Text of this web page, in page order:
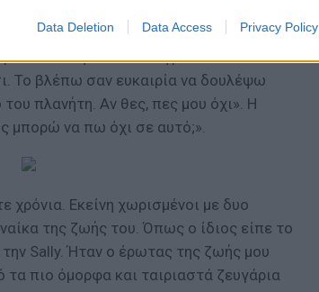
Data Deletion Data Access Privacy Policy
αρνήθηκε. Την πήρε λοιπόν
του τρόπο: «Ξέρω γιατί είπες όχι.
με αυτοκίνητα που κυνηγούν το ένα το
Το βλέπω σαν ευκαιρία να δουλέψω
πλανήτη. Αν θες, πες μου όχι». Η
μπορώ να πω όχι σε αυτό;».
χρόνια. Εκείνη χωρισμένοι με δυο
της ζωής του. Όπως ο ίδιος είπε το
την Sally. Ήταν ο έρωτας της ζωής μου
πιο όμορφα και ταιριαστά ζευγάρια